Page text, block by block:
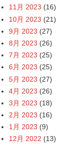
11月 2023 (16)
10月 2023 (21)
9月 2023 (27)
8月 2023 (26)
7月 2023 (25)
6月 2023 (25)
5月 2023 (27)
4月 2023 (26)
3月 2023 (18)
2月 2023 (16)
1月 2023 (9)
12月 2022 (13)